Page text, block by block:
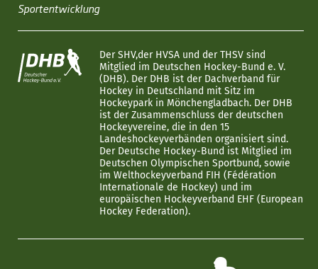
Sportentwicklung
Der SHV,der HVSA und der THSV sind
Mitglied im Deutschen Hockey-Bund e. V.
(DHB). Der DHB ist der Dachverband für
Hockey in Deutschland mit Sitz im
Hockeypark in Mönchengladbach. Der DHB
ist der Zusammenschluss der deutschen
Hockeyvereine, die in den 15
Landeshockeyverbänden organisiert sind.
Der Deutsche Hockey-Bund ist Mitglied im
Deutschen Olympischen Sportbund, sowie
im Welthockeyverband FIH (Fédération
Internationale de Hockey) und im
europäischen Hockeyverband EHF (European
Hockey Federation).